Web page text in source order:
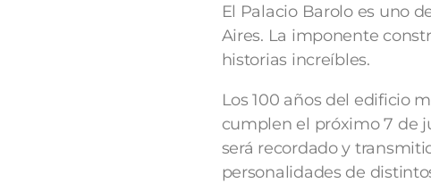
El Palacio Barolo es uno
Aires. La imponente
historias increíbles.
Los 100 años del edificio
cumplen el próximo 7 de
será recordado y
personalidades de